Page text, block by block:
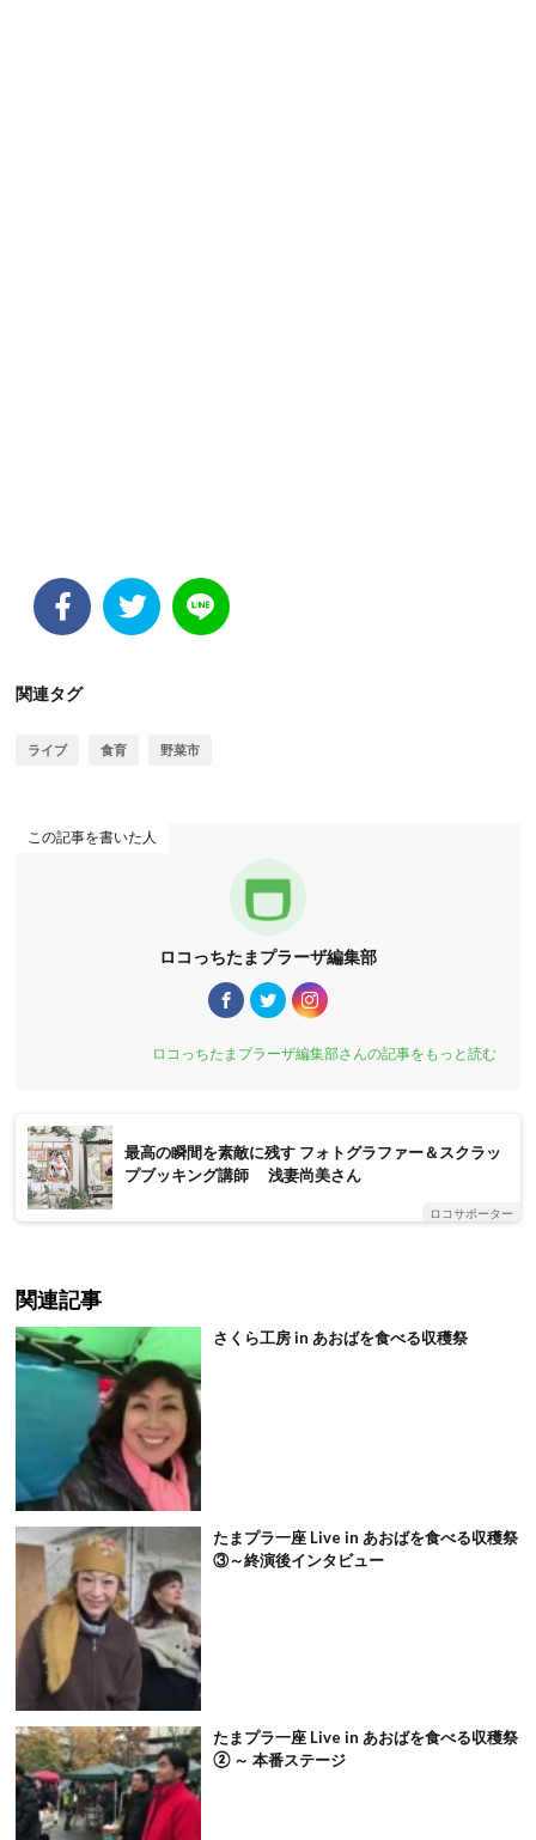
関連タグ
ライブ 食育 野菜市
この記事を書いた人
ロコっちたまプラーザ編集部
ロコっちたまプラーザ編集部さんの記事をもっと読む
最高の瞬間を素敵に残す フォトグラファー＆スクラッ
プブッキング講師 浅妻尚美さん
ロコサポーター
関連記事
さくら工房 in あおばを食べる収穫祭
たまプラ一座 Live in あおばを食べる収穫祭
③～終演後インタビュー
たまプラ一座 Live in あおばを食べる収穫祭
② ～ 本番ステージ